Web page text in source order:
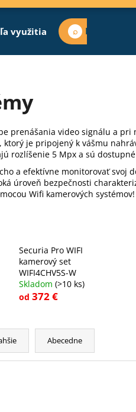
využitia Nájsť
prenášania video signálu a pri
je pripojený k vášmu
rozlíšenie 5 Mpx a sú
a efektívne monitorovať svoj
úroveň bezpečnosti
Wifi kamerových systémov!
Securia Pro WIFI
kamerový set
WIFI4CHV5S-W
Skladom (>10 ks)
od 372 €
Abecedne